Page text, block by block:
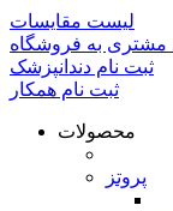
لیست مقایسات
مشتری به فروشگاه
ثبت نام دندانپزشک
ثبت نام همکار
محصولات
پروتز